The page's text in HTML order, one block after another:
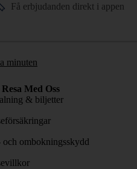
Få erbjudanden direkt i appen
minuten
Med Oss
& biljetter
och ombokningsskydd